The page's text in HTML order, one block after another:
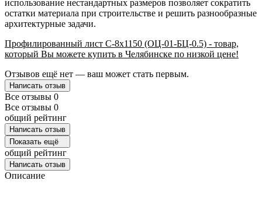
использование нестандартных размеров позволяет сократить
остатки материала при строительстве и решить разнообразные
архитектурные задачи.
Профилированный лист С-8х1150 (ОЦ-01-БЦ-0.5) - товар,
который Вы можете купить в Челябинске по низкой цене!
Отзывов ещё нет — ваш может стать первым.
Написать отзыв
Все отзывы 0
Все отзывы 0
общий рейтинг
Написать отзыв
Показать ещё
общий рейтинг
Написать отзыв
Описание